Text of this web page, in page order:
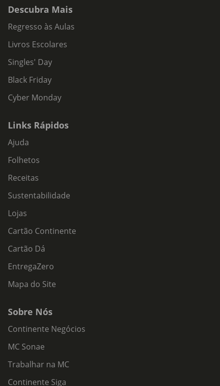
Descubra Mais
Regresso às Aulas
Livros Escolares
Singles' Day
Black Friday
Cyber Monday
Links Rápidos
Ajuda
Folhetos
Receitas
Sustentabilidade
Lojas
Cartão Continente
Cartão Dá
EntregaZero
Mapa do Site
Sobre Nós
Continente Negócios
MC Sonae
Trabalhar na MC
Continente Siga